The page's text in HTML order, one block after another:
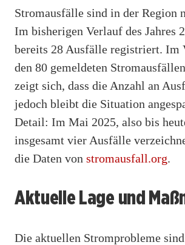
Stromausfälle sind in der Region
Im bisherigen Verlauf des Jahres
bereits 28 Ausfälle registriert. Im
den 80 gemeldeten
zeigt sich, dass die Anzahl an
jedoch bleibt die Situation
Detail: Im Mai 2025, also bis
insgesamt vier Ausfälle
die Daten von stromausfall.org.
Aktuelle Lage und
Die aktuellen Stromprobleme